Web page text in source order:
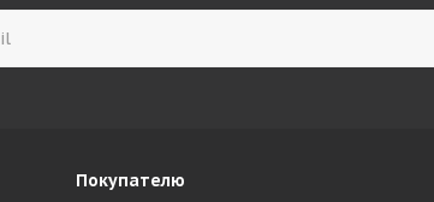
Покупателю